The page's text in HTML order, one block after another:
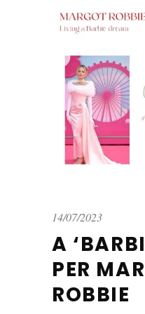
14/07/2023
A
PER
ROBBIE